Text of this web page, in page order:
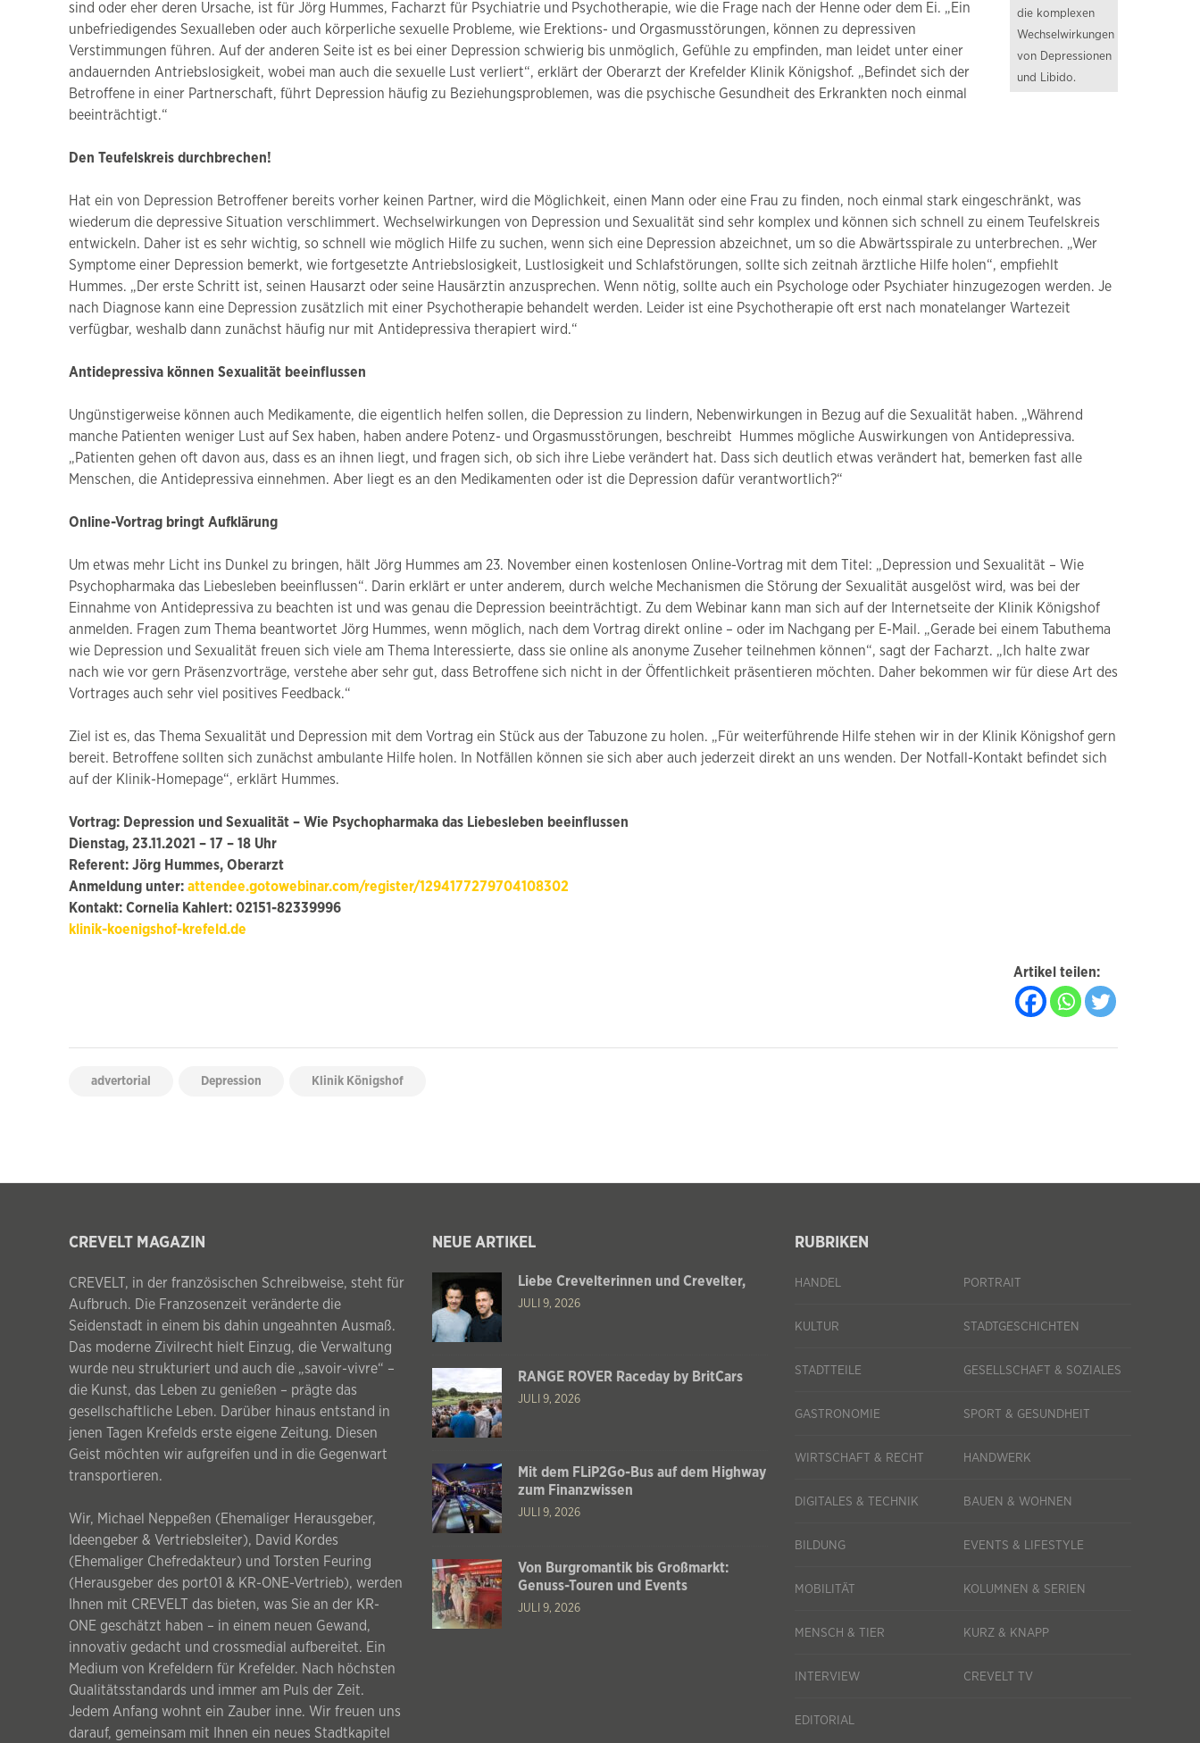
die komplexen
Wechselwirkungen
von Depressionen
und Libido.
sind oder eher deren Ursache, ist für Jörg Hummes, Facharzt für Psychiatrie und Psychotherapie, wie die Frage nach der Henne oder dem Ei. „Ein
unbefriedigendes Sexualleben oder auch körperliche sexuelle Probleme, wie Erektions- und Orgasmusstörungen, können zu depressiven
Verstimmungen führen. Auf der anderen Seite ist es bei einer Depression schwierig bis unmöglich, Gefühle zu empfinden, man leidet unter einer
andauernden Antriebslosigkeit, wobei man auch die sexuelle Lust verliert“, erklärt der Oberarzt der Krefelder Klinik Königshof. „Befindet sich der
Betroffene in einer Partnerschaft, führt Depression häufig zu Beziehungsproblemen, was die psychische Gesundheit des Erkrankten noch einmal
beeinträchtigt.“
Den Teufelskreis durchbrechen!
Hat ein von Depression Betroffener bereits vorher keinen Partner, wird die Möglichkeit, einen Mann oder eine Frau zu finden, noch einmal stark eingeschränkt, was
wiederum die depressive Situation verschlimmert. Wechselwirkungen von Depression und Sexualität sind sehr komplex und können sich schnell zu einem Teufelskreis
entwickeln. Daher ist es sehr wichtig, so schnell wie möglich Hilfe zu suchen, wenn sich eine Depression abzeichnet, um so die Abwärtsspirale zu unterbrechen. „Wer
Symptome einer Depression bemerkt, wie fortgesetzte Antriebslosigkeit, Lustlosigkeit und Schlafstörungen, sollte sich zeitnah ärztliche Hilfe holen“, empfiehlt
Hummes. „Der erste Schritt ist, seinen Hausarzt oder seine Hausärztin anzusprechen. Wenn nötig, sollte auch ein Psychologe oder Psychiater hinzugezogen werden. Je
nach Diagnose kann eine Depression zusätzlich mit einer Psychotherapie behandelt werden. Leider ist eine Psychotherapie oft erst nach monatelanger Wartezeit
verfügbar, weshalb dann zunächst häufig nur mit Antidepressiva therapiert wird.“
Antidepressiva können Sexualität beeinflussen
Ungünstigerweise können auch Medikamente, die eigentlich helfen sollen, die Depression zu lindern, Nebenwirkungen in Bezug auf die Sexualität haben. „Während
manche Patienten weniger Lust auf Sex haben, haben andere Potenz- und Orgasmusstörungen, beschreibt Hummes mögliche Auswirkungen von Antidepressiva.
„Patienten gehen oft davon aus, dass es an ihnen liegt, und fragen sich, ob sich ihre Liebe verändert hat. Dass sich deutlich etwas verändert hat, bemerken fast alle
Menschen, die Antidepressiva einnehmen. Aber liegt es an den Medikamenten oder ist die Depression dafür verantwortlich?“
Online-Vortrag bringt Aufklärung
Um etwas mehr Licht ins Dunkel zu bringen, hält Jörg Hummes am 23. November einen kostenlosen Online-Vortrag mit dem Titel: „Depression und Sexualität – Wie
Psychopharmaka das Liebesleben beeinflussen“. Darin erklärt er unter anderem, durch welche Mechanismen die Störung der Sexualität ausgelöst wird, was bei der
Einnahme von Antidepressiva zu beachten ist und was genau die Depression beeinträchtigt. Zu dem Webinar kann man sich auf der Internetseite der Klinik Königshof
anmelden. Fragen zum Thema beantwortet Jörg Hummes, wenn möglich, nach dem Vortrag direkt online – oder im Nachgang per E-Mail. „Gerade bei einem Tabuthema
wie Depression und Sexualität freuen sich viele am Thema Interessierte, dass sie online als anonyme Zuseher teilnehmen können“, sagt der Facharzt. „Ich halte zwar
nach wie vor gern Präsenzvorträge, verstehe aber sehr gut, dass Betroffene sich nicht in der Öffentlichkeit präsentieren möchten. Daher bekommen wir für diese Art des
Vortrages auch sehr viel positives Feedback.“
Ziel ist es, das Thema Sexualität und Depression mit dem Vortrag ein Stück aus der Tabuzone zu holen. „Für weiterführende Hilfe stehen wir in der Klinik Königshof gern
bereit. Betroffene sollten sich zunächst ambulante Hilfe holen. In Notfällen können sie sich aber auch jederzeit direkt an uns wenden. Der Notfall-Kontakt befindet sich
auf der Klinik-Homepage“, erklärt Hummes.
Vortrag: Depression und Sexualität – Wie Psychopharmaka das Liebesleben beeinflussen
Dienstag, 23.11.2021 – 17 – 18 Uhr
Referent: Jörg Hummes, Oberarzt
Anmeldung unter: attendee.gotowebinar.com/register/1294177279704108302
Kontakt: Cornelia Kahlert: 02151-82339996
klinik-koenigshof-krefeld.de
Artikel teilen:
advertorial Depression Klinik Königshof
CREVELT MAGAZIN
CREVELT, in der französischen Schreibweise, steht für
Aufbruch. Die Franzosenzeit veränderte die
Seidenstadt in einem bis dahin ungeahnten Ausmaß.
Das moderne Zivilrecht hielt Einzug, die Verwaltung
wurde neu strukturiert und auch die „savoir-vivre“ –
die Kunst, das Leben zu genießen – prägte das
gesellschaftliche Leben. Darüber hinaus entstand in
jenen Tagen Krefelds erste eigene Zeitung. Diesen
Geist möchten wir aufgreifen und in die Gegenwart
transportieren.
Wir, Michael Neppeßen (Ehemaliger Herausgeber,
Ideengeber & Vertriebsleiter), David Kordes
(Ehemaliger Chefredakteur) und Torsten Feuring
(Herausgeber des port01 & KR-ONE-Vertrieb), werden
Ihnen mit CREVELT das bieten, was Sie an der KR-
ONE geschätzt haben – in einem neuen Gewand,
innovativ gedacht und crossmedial aufbereitet. Ein
Medium von Krefeldern für Krefelder. Nach höchsten
Qualitätsstandards und immer am Puls der Zeit.
Jedem Anfang wohnt ein Zauber inne. Wir freuen uns
darauf, gemeinsam mit Ihnen ein neues Stadtkapitel
NEUE ARTIKEL
Liebe Crevelterinnen und Crevelter,
JULI 9, 2026
RANGE ROVER Raceday by BritCars
JULI 9, 2026
Mit dem FLiP2Go-Bus auf dem Highway
zum Finanzwissen
JULI 9, 2026
Von Burgromantik bis Großmarkt:
Genuss-Touren und Events
JULI 9, 2026
RUBRIKEN
HANDEL PORTRAIT
KULTUR STADTGESCHICHTEN
STADTTEILE GESELLSCHAFT & SOZIALES
GASTRONOMIE SPORT & GESUNDHEIT
WIRTSCHAFT & RECHT HANDWERK
DIGITALES & TECHNIK BAUEN & WOHNEN
BILDUNG EVENTS & LIFESTYLE
MOBILITÄT KOLUMNEN & SERIEN
MENSCH & TIER KURZ & KNAPP
INTERVIEW CREVELT TV
EDITORIAL